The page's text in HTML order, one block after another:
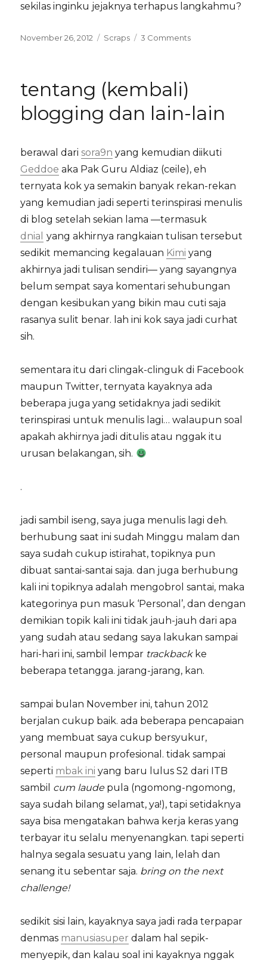
sekilas inginku jejaknya terhapus langkahmu?
Posted
November 26, 2012 Categories
Scraps 3 Commentson
tentang (kembali)
blogging dan lain-lain
berawal darisora9n yang kemudian diikuti
Geddoe aka Pak Guru Aldiaz (ceile), eh
ternyata kok ya semakin banyak rekan-rekan
yang kemudian jadi seperti terinspirasi menulis
di blog setelah sekian lama —termasuk
dnial
yang akhirnya rangkaian tulisan tersebut
sedikit memancing kegalauan Kimi yang
akhirnya jadi tulisan sendiri— yang sayangnya
belum sempat saya komentari sehubungan
dengan kesibukan yang bikin mau cuti saja
rasanya sulit benar. lah ini kok saya jadi curhat
sih.
sementara itu dari clingak-clinguk di Facebook
maupun Twitter, ternyata kayaknya ada
beberapa juga yang setidaknya jadi sedikit
terinspirasi untuk menulis lagi… walaupun soal
apakah akhirnya jadi ditulis atau nggak itu
urusan belakangan, sih.
.
jadi sambil iseng, saya juga menulis lagi deh.
berhubung saat ini sudah Minggu malam dan
saya sudah cukup istirahat, topiknya pun
dibuat santai-santai saja. dan juga berhubung
kali ini topiknya adalah mengobrol santai, maka
kategorinya pun masuk ‘Personal’, dan dengan
demikian topik kali ini tidak jauh-jauh dari apa
yang sudah atau sedang saya lakukan sampai
hari-hari ini, sambil lempar trackbackke
beberapa tetangga. jarang-jarang, kan.
sampai bulan November ini, tahun 2012
berjalan cukup baik. ada beberapa pencapaian
yang membuat saya cukup bersyukur,
personal maupun profesional. tidak sampai
seperti mbak ini yang baru lulus S2 dari ITB
sambil cum laudepula (ngomong-ngomong,
saya sudah bilang selamat, ya!), tapi setidaknya
saya bisa mengatakan bahwa kerja keras yang
terbayar itu selalu menyenangkan. tapi seperti
halnya segala sesuatu yang lain, lelah dan
senang itu sebentar saja. bring on the next
challenge!
sedikit sisi lain, kayaknya saya jadi rada terpapar
denmas manusiasuper dalam hal sepik-
menyepik, dan kalau soal ini kayaknya nggak